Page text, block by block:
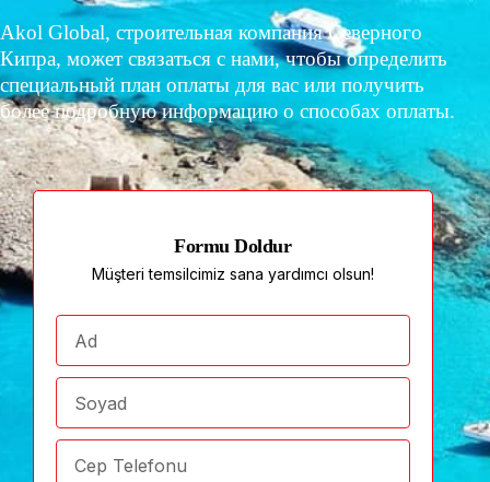
Akol Global, строительная компания Северного
Кипра, может связаться с нами, чтобы определить
специальный план оплаты для вас или получить
более подробную информацию о способах оплаты.
Formu Doldur
Müşteri temsilcimiz sana yardımcı olsun!